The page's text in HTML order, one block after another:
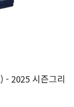
- 2025 시즌그리